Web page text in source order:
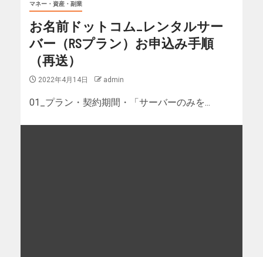
マネー・資産・副業
お名前ドットコム_レンタルサー
バー（RSプラン）お申込み手順
（再送）
2022年4月14日 admin
01_プラン・契約期間・「サーバーのみを...